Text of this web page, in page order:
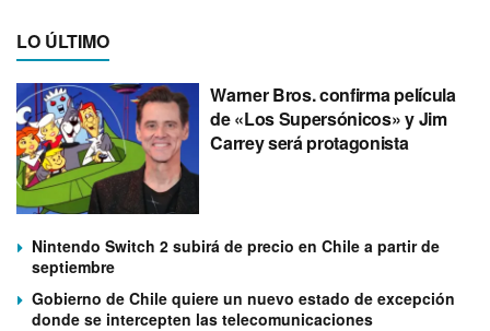
LO ÚLTIMO
Warner Bros. confirma película
de «Los Supersónicos» y Jim
Carrey será protagonista
Nintendo Switch 2 subirá de precio en Chile a partir de
septiembre
Gobierno de Chile quiere un nuevo estado de excepción
donde se intercepten las telecomunicaciones